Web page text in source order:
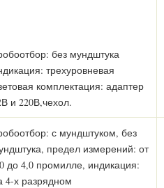
без мундштука
трехуровневая
комплектация: адаптер
и 220В,чехол.
с мундштуком, без
предел измерений: от
до 4,0 промилле, индикация:
4-х разрядном